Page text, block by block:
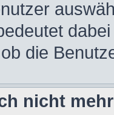
die
nicht